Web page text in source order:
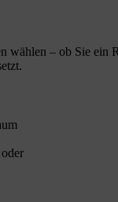
– ob Sie